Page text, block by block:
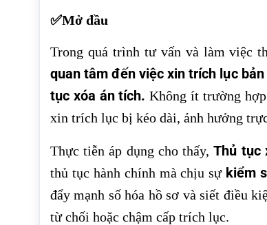
✅Mở đầu
Trong quá trình tư vấn và làm việc
quan tâm đến việc xin trích lục
tục xóa án tích. Không ít trường
xin trích lục bị kéo dài, ảnh hưởng
Thực tiễn áp dụng cho thấy,Thủ tục
thủ tục hành chính mà chịu sự kiểm
đẩy mạnh số hóa hồ sơ và siết điều
từ chối hoặc chậm cấp trích lục.